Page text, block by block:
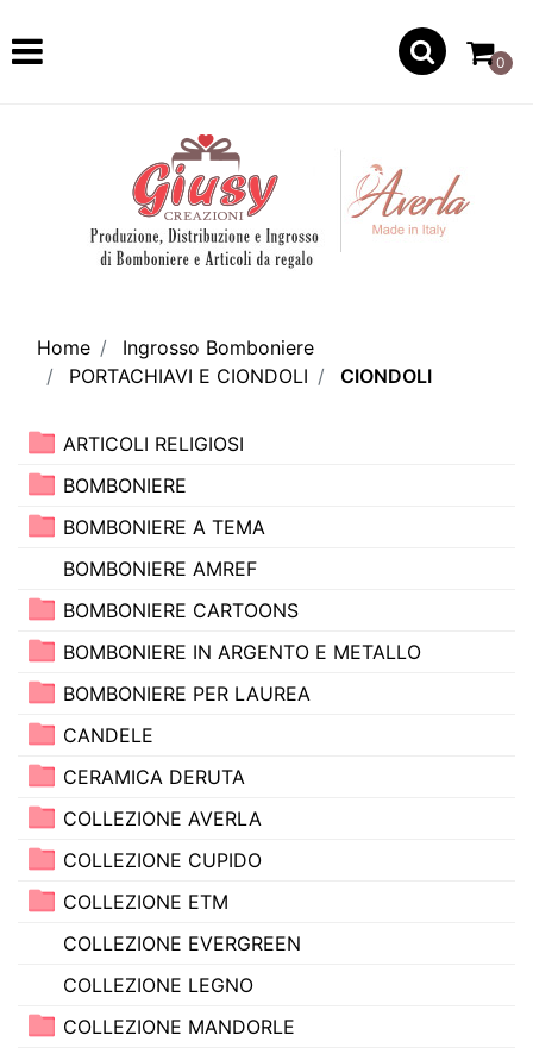
Open
0
Home
Ingrosso Bomboniere
PORTACHIAVI E CIONDOLI
CIONDOLI
ARTICOLI RELIGIOSI
BOMBONIERE
BOMBONIERE A TEMA
BOMBONIERE AMREF
BOMBONIERE CARTOONS
BOMBONIERE IN ARGENTO E METALLO
BOMBONIERE PER LAUREA
CANDELE
CERAMICA DERUTA
COLLEZIONE AVERLA
COLLEZIONE CUPIDO
COLLEZIONE ETM
COLLEZIONE EVERGREEN
COLLEZIONE LEGNO
COLLEZIONE MANDORLE